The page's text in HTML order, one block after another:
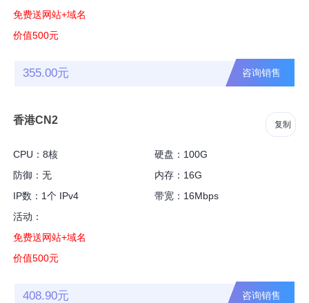
免费送网站+域名
价值500元
355.00元 咨询销售
香港CN2 复制
CPU：8核
硬盘：100G
防御：无
内存：16G
IP数：1个 IPv4
带宽：16Mbps
活动：
免费送网站+域名
价值500元
408.90元 咨询销售